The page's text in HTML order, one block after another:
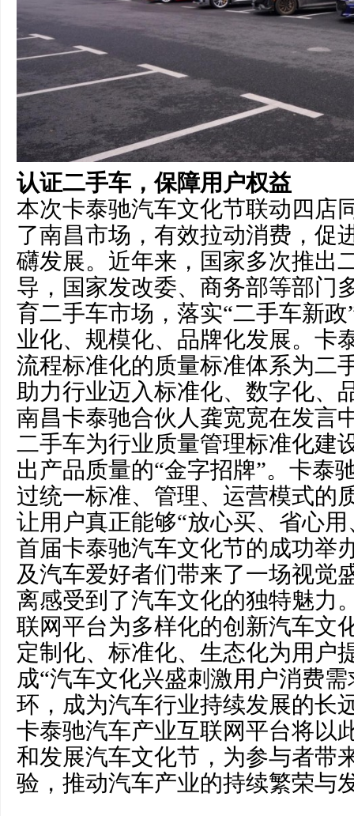
认证二手车，保障用户权益
本次卡泰驰汽车文化节联动四店
了南昌市场，有效拉动消费，促
礴发展。近年来，国家多次推出
导，国家发改委、商务部等部门
育二手车市场，落实“二手车新
业化、规模化、品牌化发展。卡
流程标准化的质量标准体系为二
助力行业迈入标准化、数字化、
南昌卡泰驰合伙人龚宽宽在发言
二手车为行业质量管理标准化建
出产品质量的“金字招牌”。卡泰
过统一标准、管理、运营模式的
让用户真正能够“放心买、省心用
首届卡泰驰汽车文化节的成功举
及汽车爱好者们带来了一场视觉
离感受到了汽车文化的独特魅力
联网平台为多样化的创新汽车文
定制化、标准化、生态化为用户
成“汽车文化兴盛刺激用户消费
环，成为汽车行业持续发展的长
卡泰驰汽车产业互联网平台将以
和发展汽车文化节，为参与者带
验，推动汽车产业的持续繁荣与